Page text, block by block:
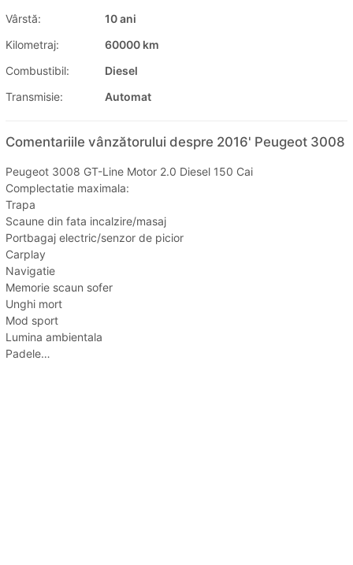
Vârstă:
10 ani
Kilometraj:
60000 km
Combustibil:
Diesel
Transmisie:
Automat
Comentariile vânzătorului despre 2016' Peugeot 3008
Peugeot 3008 GT-Line Motor 2.0 Diesel 150 Cai
Complectatie maximala:
Trapa
Scaune din fata incalzire/masaj
Portbagaj electric/senzor de picior
Carplay
Navigatie
Memorie scaun sofer
Unghi mort
Mod sport
Lumina ambientala
Padele…